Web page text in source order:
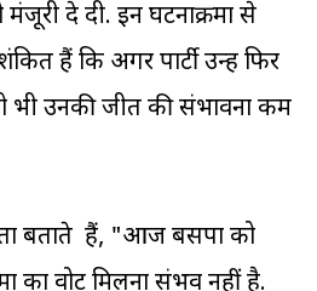
मंजूरी दे दी. इन घटनाक्रमों से
हैं कि अगर पार्टी उन्हें फिर
भी उनकी जीत की संभावना कम
बताते हैं, "आज बसपा को
का वोट मिलना संभव नहीं है.